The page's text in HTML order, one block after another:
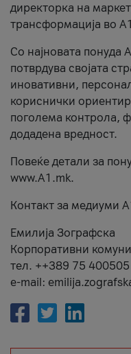
директорка на
трансформација во
Со најновата понуда
потврдува својата
иновативни,
кориснички
поголема контрола,
додадена вредност.
Повеќе детали за
www.А1.mk.
Контакт за медиуми
Емилија Зографска
Корпоративни
тел. ++389 75 400505
e-mail: